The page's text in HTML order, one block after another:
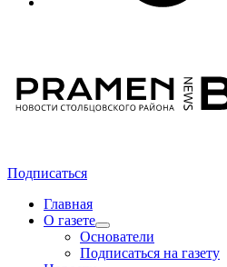
Подписаться
Главная
О газете
Основатели
Подписаться на газету